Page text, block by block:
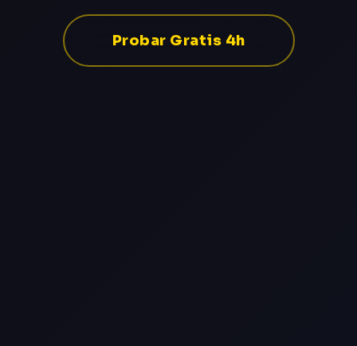
Probar Gratis 4h